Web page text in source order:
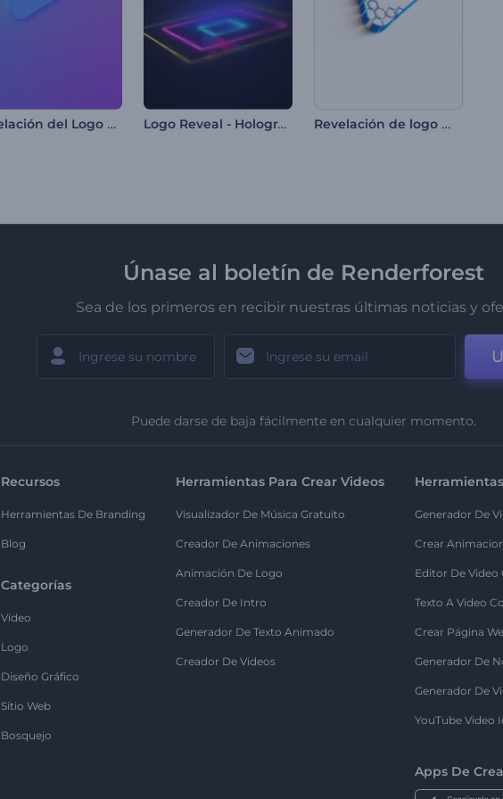
Revelación del Logo Foco Vibrante Logo Reveal - Holograma Colorido Revelación de logo minimalista en formación
Únase al boletín de Renderforest
Sea de los primeros en recibir nuestras últimas noticias y
Puede darse de baja fácilmente en cualquier momento.
Recursos
Herramientas De Branding
Blog
Categorías
Vídeo
Logo
Diseño Gráfico
Sitio Web
Bosquejo
Herramientas Para Crear Videos
Visualizador De Música Gratuito
Creador De Animaciones
Animación De Logo
Creador De Intro
Generador De Texto Animado
Creador De Videos
Generador De
Crear
Editor De Video
Texto A Video
Crear Página
Generador De
Generador De
YouTube Video
Apps De